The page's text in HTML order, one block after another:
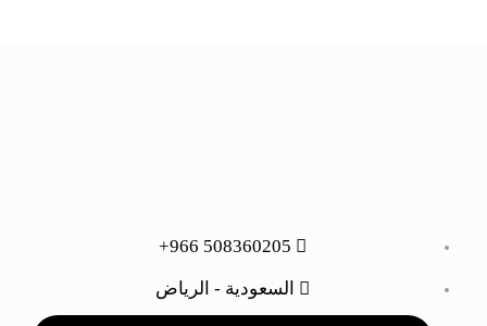
508360205 966+
السعودية - الرياض